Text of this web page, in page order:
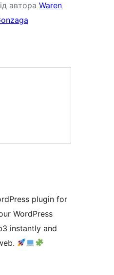
автора Waren
plugin for
WordPress
instantly and